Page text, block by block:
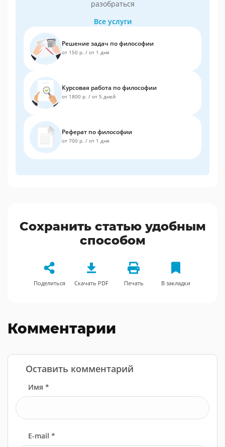
разобраться
Все услуги
Решение задач по философии
от 150 р. / от 1 дня
Курсовая работа по философии
от 1800 р. / от 5 дней
Реферат по философии
от 700 р. / от 1 дня
Сохранить статью удобным
способом
Поделиться Скачать PDF Печать В закладки
Комментарии
Оставить комментарий
Имя *
E-mail *